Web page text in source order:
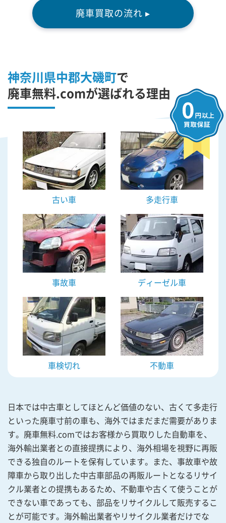
廃車買取の流れ ▸
神奈川県中郡大磯町で
廃車無料.comが選ばれる理由
古い車 多走行車
事故車 ディーゼル車
車検切れ 不動車
日本では中古車としてほとんど価値のない、古くて多走行
といった廃車寸前の車も、海外ではまだまだ需要がありま
す。廃車無料.comではお客様から買取りした自動車を、
海外輸出業者との直接提携により、海外相場を視野に再販
できる独自のルートを保有しています。また、事故車や故
障車から取り出した中古車部品の再販ルートとなるリサイ
クル業者との提携もあるため、不動車や古くて使うことが
できない車であっても、部品をリサイクルして販売するこ
とが可能です。海外輸出業者やリサイクル業者だけでな